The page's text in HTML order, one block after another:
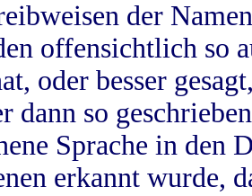
der
offensichtlich so
oder besser
dann so
Sprache in
erkannt wurde,